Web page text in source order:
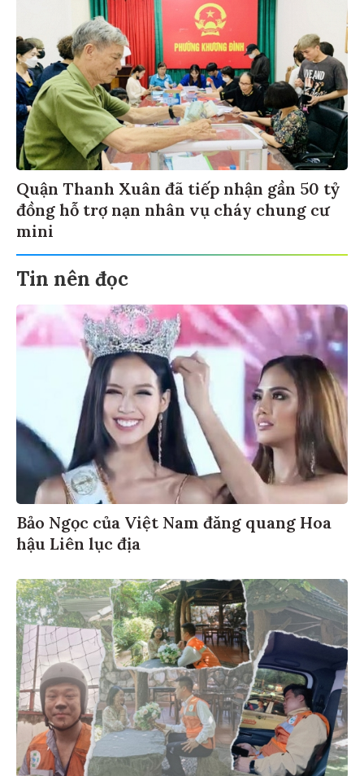
Quận Thanh Xuân đã tiếp nhận gần 50 tỷ
đồng hỗ trợ nạn nhân vụ cháy chung cư
mini
Tin nên đọc
Bảo Ngọc của Việt Nam đăng quang Hoa
hậu Liên lục địa